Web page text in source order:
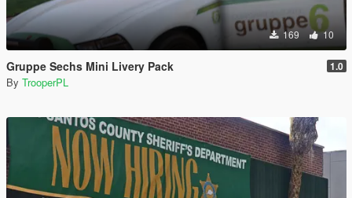
169 10
Gruppe Sechs Mini Livery Pack 1.0
By TrooperPL